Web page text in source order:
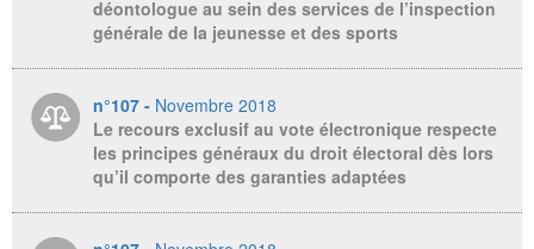
déontologue au sein des services de l’inspection
générale de la jeunesse et des sports
n°107 - Novembre 2018
Le recours exclusif au vote électronique respecte
les principes généraux du droit électoral dès lors
qu’il comporte des garanties adaptées